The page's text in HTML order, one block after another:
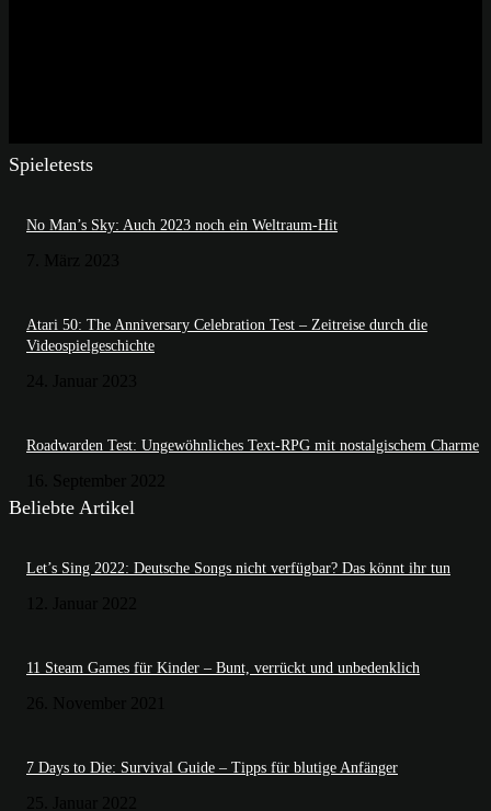
Spieletests
No Man’s Sky: Auch 2023 noch ein Weltraum-Hit
Atari 50: The Anniversary Celebration Test – Zeitreise durch die
Videospielgeschichte
Roadwarden Test: Ungewöhnliches Text-RPG mit nostalgischem Charme
Beliebte Artikel
Let’s Sing 2022: Deutsche Songs nicht verfügbar? Das könnt ihr tun
11 Steam Games für Kinder – Bunt, verrückt und unbedenklich
7 Days to Die: Survival Guide – Tipps für blutige Anfänger